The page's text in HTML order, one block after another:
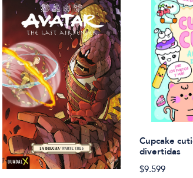
Cupcake
divertidas
$9.599